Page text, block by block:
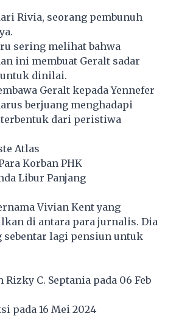
Rivia, seorang pembunuh
sering melihat bahwa
ini membuat Geralt sadar
untuk dinilai.
Geralt kepada Yennefer
berjuang menghadapi
terbentuk dari peristiwa
Atlas
Korban PHK
Libur Panjang
Vivian Kent yang
di antara para jurnalis. Dia
sebentar lagi pensiun untuk
Rizky C. Septania pada 06 Feb
pada 16 Mei 2024